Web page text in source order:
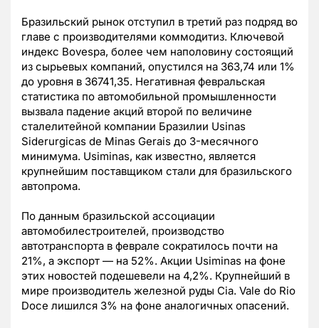
Бразильский рынок отступил в третий раз подряд во
главе с производителями коммодитиз. Ключевой
индекс Bovespa, более чем наполовину состоящий
из сырьевых компаний, опустился на 363,74 или 1%
до уровня в 36741,35. Негативная февральская
статистика по автомобильной промышленности
вызвала падение акций второй по величине
сталелитейной компании Бразилии Usinas
Siderurgicas de Minas Gerais до 3-месячного
минимума. Usiminas, как известно, является
крупнейшим поставщиком стали для бразильского
автопрома.
По данным бразильской ассоциации
автомобилестроителей, производство
автотранспорта в феврале сократилось почти на
21%, а экспорт — на 52%. Акции Usiminas на фоне
этих новостей подешевели на 4,2%. Крупнейший в
мире производитель железной руды Cia. Vale do Rio
Doce лишился 3% на фоне аналогичных опасений.